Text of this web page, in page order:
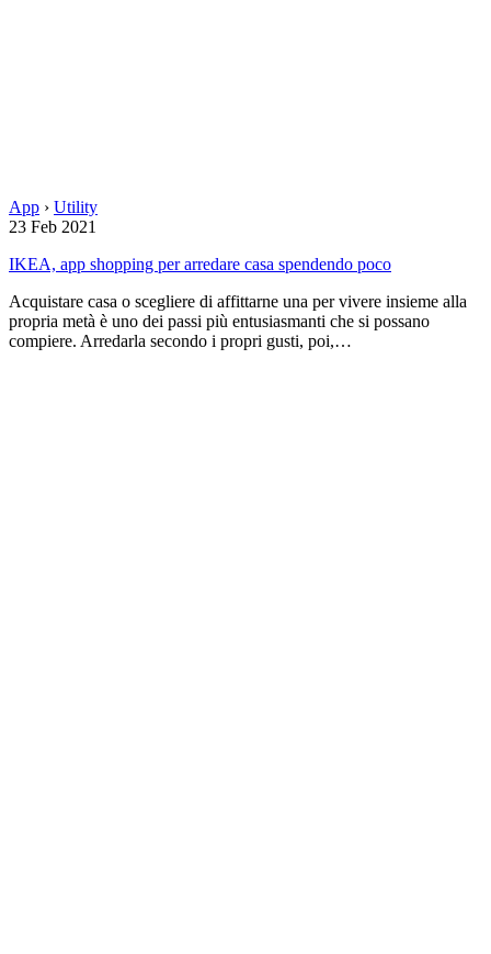
App › Utility
23 Feb 2021
IKEA, app shopping per arredare casa spendendo poco
Acquistare casa o scegliere di affittarne una per vivere insieme alla
propria metà è uno dei passi più entusiasmanti che si possano
compiere. Arredarla secondo i propri gusti, poi,…